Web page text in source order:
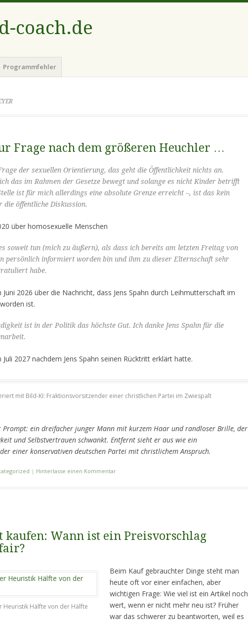
coach.de
Programmfehler
Frage nach dem größeren Heuchler …
der sexuellen Orientierung, das geht die Öffentlichkeit nichts an.
das im Rahmen der Gesetze bewegt und solange es nicht Kinder betrifft
ist für mich allerdings eine absolute Grenze erreicht –, ist das kein
die öffentliche Diskussion.
über homosexuelle Menschen
soweit tun (mich zu äußern), als dass ich bereits am letzten Freitag von
persönlich informiert worden bin und ihm zu dieser Elternschaft sehr
habe.
Juni 2026 über die Nachricht, dass Jens Spahn durch Leihmutterschaft im
ist.
ist in der Politik das höchste Gut. Ich danke Jens Spahn für die
Juli 2027 nachdem Jens Spahn seinen Rücktritt erklärt hatte.
mit Bild-KI: Fraktionsvorsitzender einer christlichen Partei im Zwiespalt
Prompt: ein dreifacher junger Mann mit kurzem Haar und randloser Brille, der
und Selbstvertrauen schwankt. Entfernt sieht er aus wie ein
einer konservativen deutschen Partei mit christlichem Anspruch.
| Hinterlasse einen Kommentar
kaufen: Wann ist ein Preisvorschlag
Heuristik Hälfte von der Hälfte
Beim Kauf gebrauchter Dinge steht man
heute oft vor einer einfachen, aber
wichtigen Frage: Wie viel ist ein Artikel noch
wert, wenn er nicht mehr neu ist? Früher
war das schwerer zu beantworten, weil es